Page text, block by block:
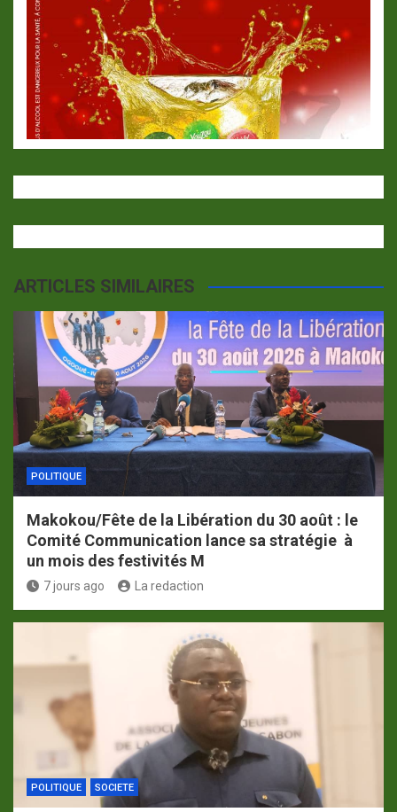
ARTICLES SIMILAIRES
POLITIQUE
Makokou/Fête de la Libération du 30 août : le
Comité Communication lance sa stratégie à
un mois des festivités M
7 jours ago La redaction
POLITIQUE SOCIETE